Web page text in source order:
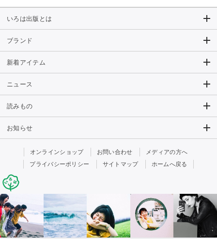
いろは出版とは
ブランド
新着アイテム
ニュース
読みもの
お知らせ
オンラインショップ お問い合わせ
メディアの方へ
プライバシーポリシー
サイトマップ ホームへ戻る